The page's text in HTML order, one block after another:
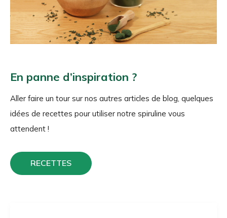
En panne d’inspiration ?
Aller faire un tour sur nos autres articles de blog, quelques
idées de recettes pour utiliser notre spiruline vous
attendent !
RECETTES